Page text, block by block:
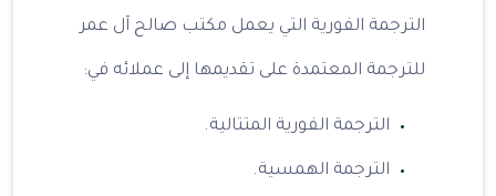
الترجمة الفورية التي يعمل مكتب صالح آل عمر
للترجمة المعتمدة على تقديمها إلى عملائه في:
الترجمة الفورية المتتالية.
الترجمة الهمسية.